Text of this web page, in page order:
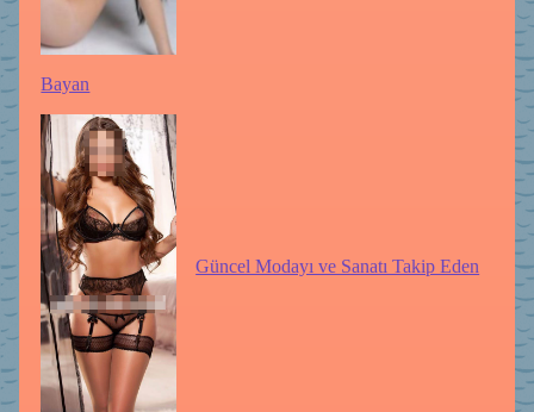
Bayan
Güncel Modayı ve Sanatı Takip Eden